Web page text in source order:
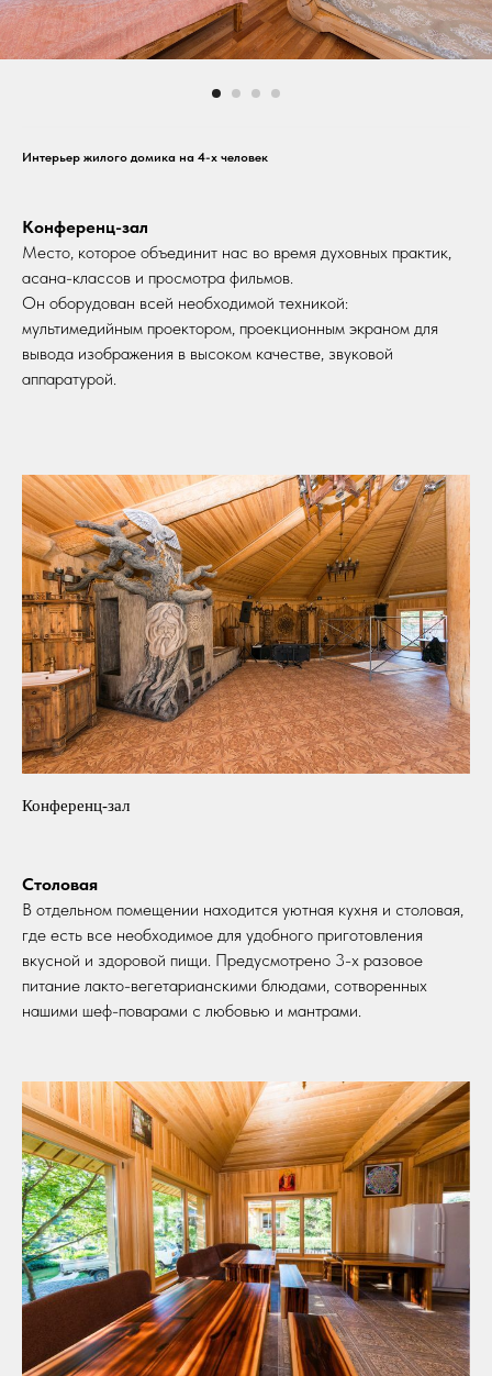
Интерьер жилого домика на 4-х человек
Конференц-зал
Место, которое объединит нас во время духовных практик,
асана-классов и просмотра фильмов.
Он оборудован всей необходимой техникой:
мультимедийным проектором, проекционным экраном для
вывода изображения в высоком качестве, звуковой
аппаратурой.
Конференц-зал
Столовая
В отдельном помещении находится уютная кухня и столовая,
где есть все необходимое для удобного приготовления
вкусной и здоровой пищи. Предусмотрено 3-х разовое
питание лакто-вегетарианскими блюдами, сотворенных
нашими шеф-поварами с любовью и мантрами.